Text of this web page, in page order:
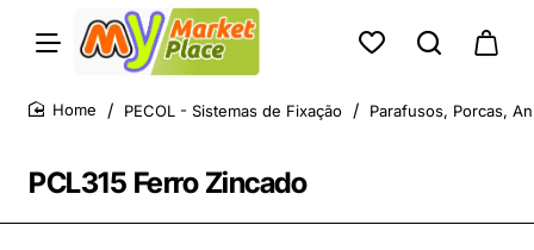
PCL315 Ferro Zincado
PECOL - Sistemas de Fixação Parafusos, Porcas,